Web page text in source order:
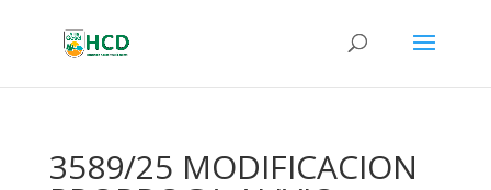
3589/25 MODIFICACION